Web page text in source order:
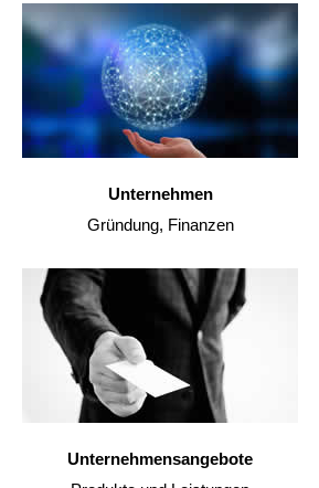
Unternehmen
Gründung, Finanzen
Unternehmensangebote